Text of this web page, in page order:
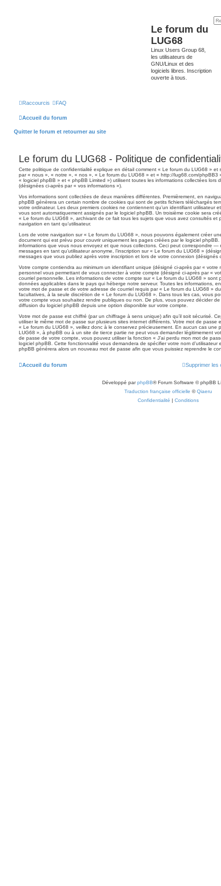
Le forum du
LUG68
Linux Users Group 68,
les utilisateurs de
GNU/Linux et des
logiciels libres. Inscription
ouverte à tous.
Raccourcis FAQ
Accueil du forum
Quitter le forum et retourner au site
Le forum du LUG68 - Politique de
Cette politique de confidentialité explique en détail comment « Le forum du LUG68 » et
par « nous », « notre », « nos », « Le forum du LUG68 » et « http://lug68.com/phpBB3
« logiciel phpBB » et « phpBB Limited ») utilisent toutes les informations collectées lors
(désignées ci-après par « vos informations »).
Vos informations sont collectées de deux manières différentes. Premièrement, en
phpBB génèrera un certain nombre de cookies qui sont de petits fichiers téléchargés
votre ordinateur. Les deux premiers cookies ne contiennent qu’un identifiant utilisateur
vous sont automatiquement assignés par le logiciel phpBB. Un troisième cookie sera
« Le forum du LUG68 », archivant de ce fait tous les sujets que vous avez consultés et
navigation en tant qu’utilisateur.
Lors de votre navigation sur « Le forum du LUG68 », nous pouvons également créer
document qui est prévu pour couvrir uniquement les pages créées par le logiciel
informations que vous nous envoyez et que nous collectons. Ceci peut correspondre —
messages en tant qu’utilisateur anonyme, l’inscription sur « Le forum du LUG68 »
messages que vous publiez après votre inscription et lors de votre connexion (désignés
Votre compte contiendra au minimum un identifiant unique (désigné ci-après par « votre
personnel vous permettant de vous connecter à votre compte (désigné ci-après par «
courriel personnelle. Les informations de votre compte sur « Le forum du LUG68 » sont
données applicables dans le pays qui héberge notre serveur. Toutes les informations,
votre mot de passe et de votre adresse de courriel requis par « Le forum du LUG68 »
facultatives, à la seule discrétion de « Le forum du LUG68 ». Dans tous les cas, vous
votre compte vous souhaitez rendre publiques ou non. De plus, vous pouvez décider
diffusion du logiciel phpBB depuis une option disponible sur votre compte.
Votre mot de passe est chiffré (par un chiffrage à sens unique) afin qu’il soit sécurisé.
utiliser le même mot de passe sur plusieurs sites internet différents. Votre mot de passe
« Le forum du LUG68 », veillez donc à le conservez précieusement. En aucun cas une
LUG68 », à phpBB ou à un site de tierce partie ne peut vous demander légitimement
de passe de votre compte, vous pouvez utiliser la fonction « J’ai perdu mon mot de
logiciel phpBB. Cette fonctionnalité vous demandera de spécifier votre nom d’utilisateur
phpBB générera alors un nouveau mot de passe afin que vous puissiez reprendre le
Accueil du forum Supprimer les
Développé parphpBB® Forum Software © phpBB
Traduction française officielle ©Qiaeru
Confidentialité | Conditions